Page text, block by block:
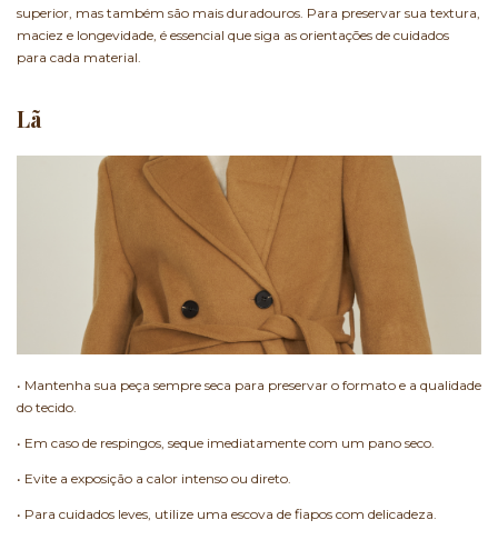
superior, mas também são mais duradouros. Para preservar sua textura,
maciez e longevidade, é essencial que siga as orientações de cuidados
para cada material.
Lã
• Mantenha sua peça sempre seca para preservar o formato e a qualidade
do tecido.
• Em caso de respingos, seque imediatamente com um pano seco.
• Evite a exposição a calor intenso ou direto.
• Para cuidados leves, utilize uma escova de fiapos com delicadeza.